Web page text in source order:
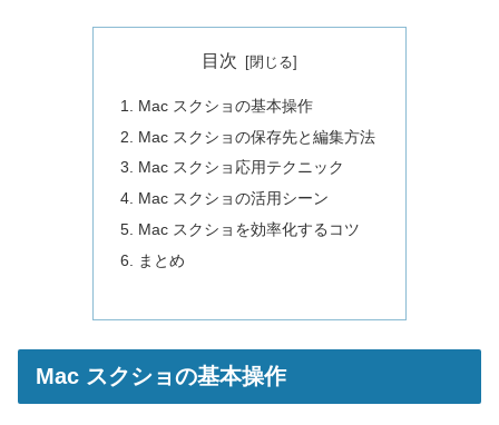
目次
Mac スクショの基本操作
Mac スクショの保存先と編集方法
Mac スクショ応用テクニック
Mac スクショの活用シーン
Mac スクショを効率化するコツ
まとめ
Mac スクショの基本操作